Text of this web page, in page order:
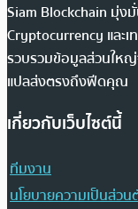
Siam Blockchain มุ่ง
Cryptocurrency และเ
รวบรวมข้อมูลส่วนใหญ่
แปลส่งตรงถึงฟีดคุณ
เกี่ยวกับเว็บไซต์นี้
ทีมงาน
นโยบายความเป็นส่วน